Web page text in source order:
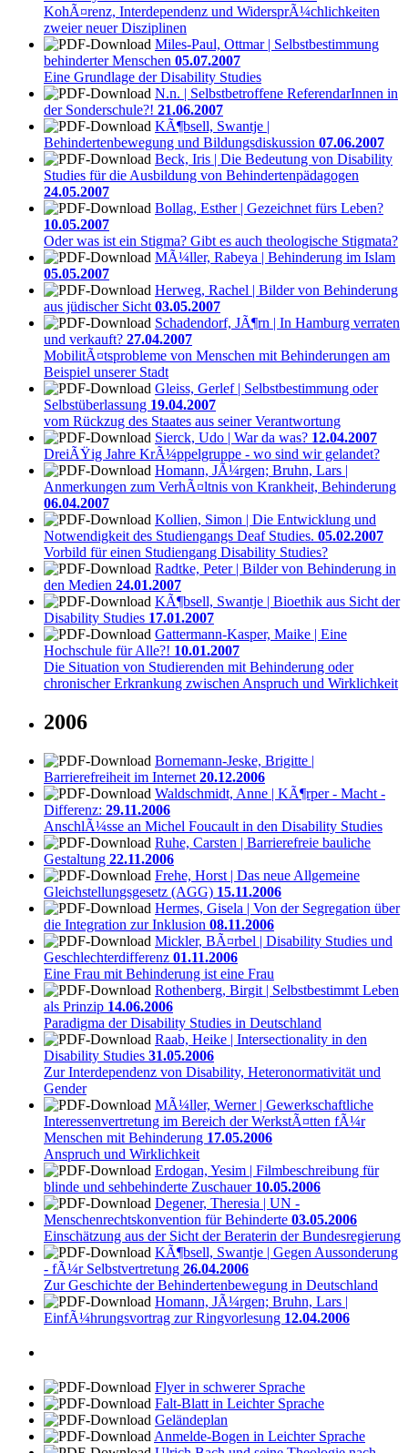
KohÃ¤renz, Interdependenz und WidersprÃ¼chlichkeiten
zweier neuer Disziplinen
Miles-Paul, Ottmar | Selbstbestimmung
behinderter Menschen 05.07.2007
Eine Grundlage der Disability Studies
N.n. | Selbstbetroffene ReferendarInnen in
der Sonderschule?! 21.06.2007
KÃ¶bsell, Swantje |
Behindertenbewegung und Bildungsdiskussion 07.06.2007
Beck, Iris | Die Bedeutung von Disability
Studies für die Ausbildung von Behindertenpädagogen
24.05.2007
Bollag, Esther | Gezeichnet fürs Leben?
10.05.2007
Oder was ist ein Stigma? Gibt es auch theologische Stigmata?
MÃ¼ller, Rabeya | Behinderung im Islam
05.05.2007
Herweg, Rachel | Bilder von Behinderung
aus jüdischer Sicht 03.05.2007
Schadendorf, JÃ¶rn | In Hamburg verraten
und verkauft? 27.04.2007
MobilitÃ¤tsprobleme von Menschen mit Behinderungen am
Beispiel unserer Stadt
Gleiss, Gerlef | Selbstbestimmung oder
Selbstüberlassung 19.04.2007
vom Rückzug des Staates aus seiner Verantwortung
Sierck, Udo | War da was? 12.04.2007
DreiÃŸig Jahre KrÃ¼ppelgruppe - wo sind wir gelandet?
Homann, JÃ¼rgen; Bruhn, Lars |
Anmerkungen zum VerhÃ¤ltnis von Krankheit, Behinderung
06.04.2007
Kollien, Simon | Die Entwicklung und
Notwendigkeit des Studiengangs Deaf Studies. 05.02.2007
Vorbild für einen Studiengang Disability Studies?
Radtke, Peter | Bilder von Behinderung in
den Medien 24.01.2007
KÃ¶bsell, Swantje | Bioethik aus Sicht der
Disability Studies 17.01.2007
Gattermann-Kasper, Maike | Eine
Hochschule für Alle?! 10.01.2007
Die Situation von Studierenden mit Behinderung oder
chronischer Erkrankung zwischen Anspruch und Wirklichkeit
2006
Bornemann-Jeske, Brigitte |
Barrierefreiheit im Internet 20.12.2006
Waldschmidt, Anne | KÃ¶rper - Macht -
Differenz: 29.11.2006
AnschlÃ¼sse an Michel Foucault in den Disability Studies
Ruhe, Carsten | Barrierefreie bauliche
Gestaltung 22.11.2006
Frehe, Horst | Das neue Allgemeine
Gleichstellungsgesetz (AGG) 15.11.2006
Hermes, Gisela | Von der Segregation über
die Integration zur Inklusion 08.11.2006
Mickler, BÃ¤rbel | Disability Studies und
Geschlechterdifferenz 01.11.2006
Eine Frau mit Behinderung ist eine Frau
Rothenberg, Birgit | Selbstbestimmt Leben
als Prinzip 14.06.2006
Paradigma der Disability Studies in Deutschland
Raab, Heike | Intersectionality in den
Disability Studies 31.05.2006
Zur Interdependenz von Disability, Heteronormativität und
Gender
MÃ¼ller, Werner | Gewerkschaftliche
Interessenvertretung im Bereich der WerkstÃ¤tten fÃ¼r
Menschen mit Behinderung 17.05.2006
Anspruch und Wirklichkeit
Erdogan, Yesim | Filmbeschreibung für
blinde und sehbehinderte Zuschauer 10.05.2006
Degener, Theresia | UN -
Menschenrechtskonvention für Behinderte 03.05.2006
Einschätzung aus der Sicht der Beraterin der Bundesregierung
KÃ¶bsell, Swantje | Gegen Aussonderung
- fÃ¼r Selbstvertretung 26.04.2006
Zur Geschichte der Behindertenbewegung in Deutschland
Homann, JÃ¼rgen; Bruhn, Lars |
EinfÃ¼hrungsvortrag zur Ringvorlesung 12.04.2006
Flyer in schwerer Sprache
Falt-Blatt in Leichter Sprache
Geländeplan
Anmelde-Bogen in Leichter Sprache